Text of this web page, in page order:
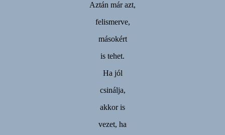
Aztán már azt,
felismerve,
másokért
is tehet.
Ha jól
csinálja,
akkor is
vezet, ha